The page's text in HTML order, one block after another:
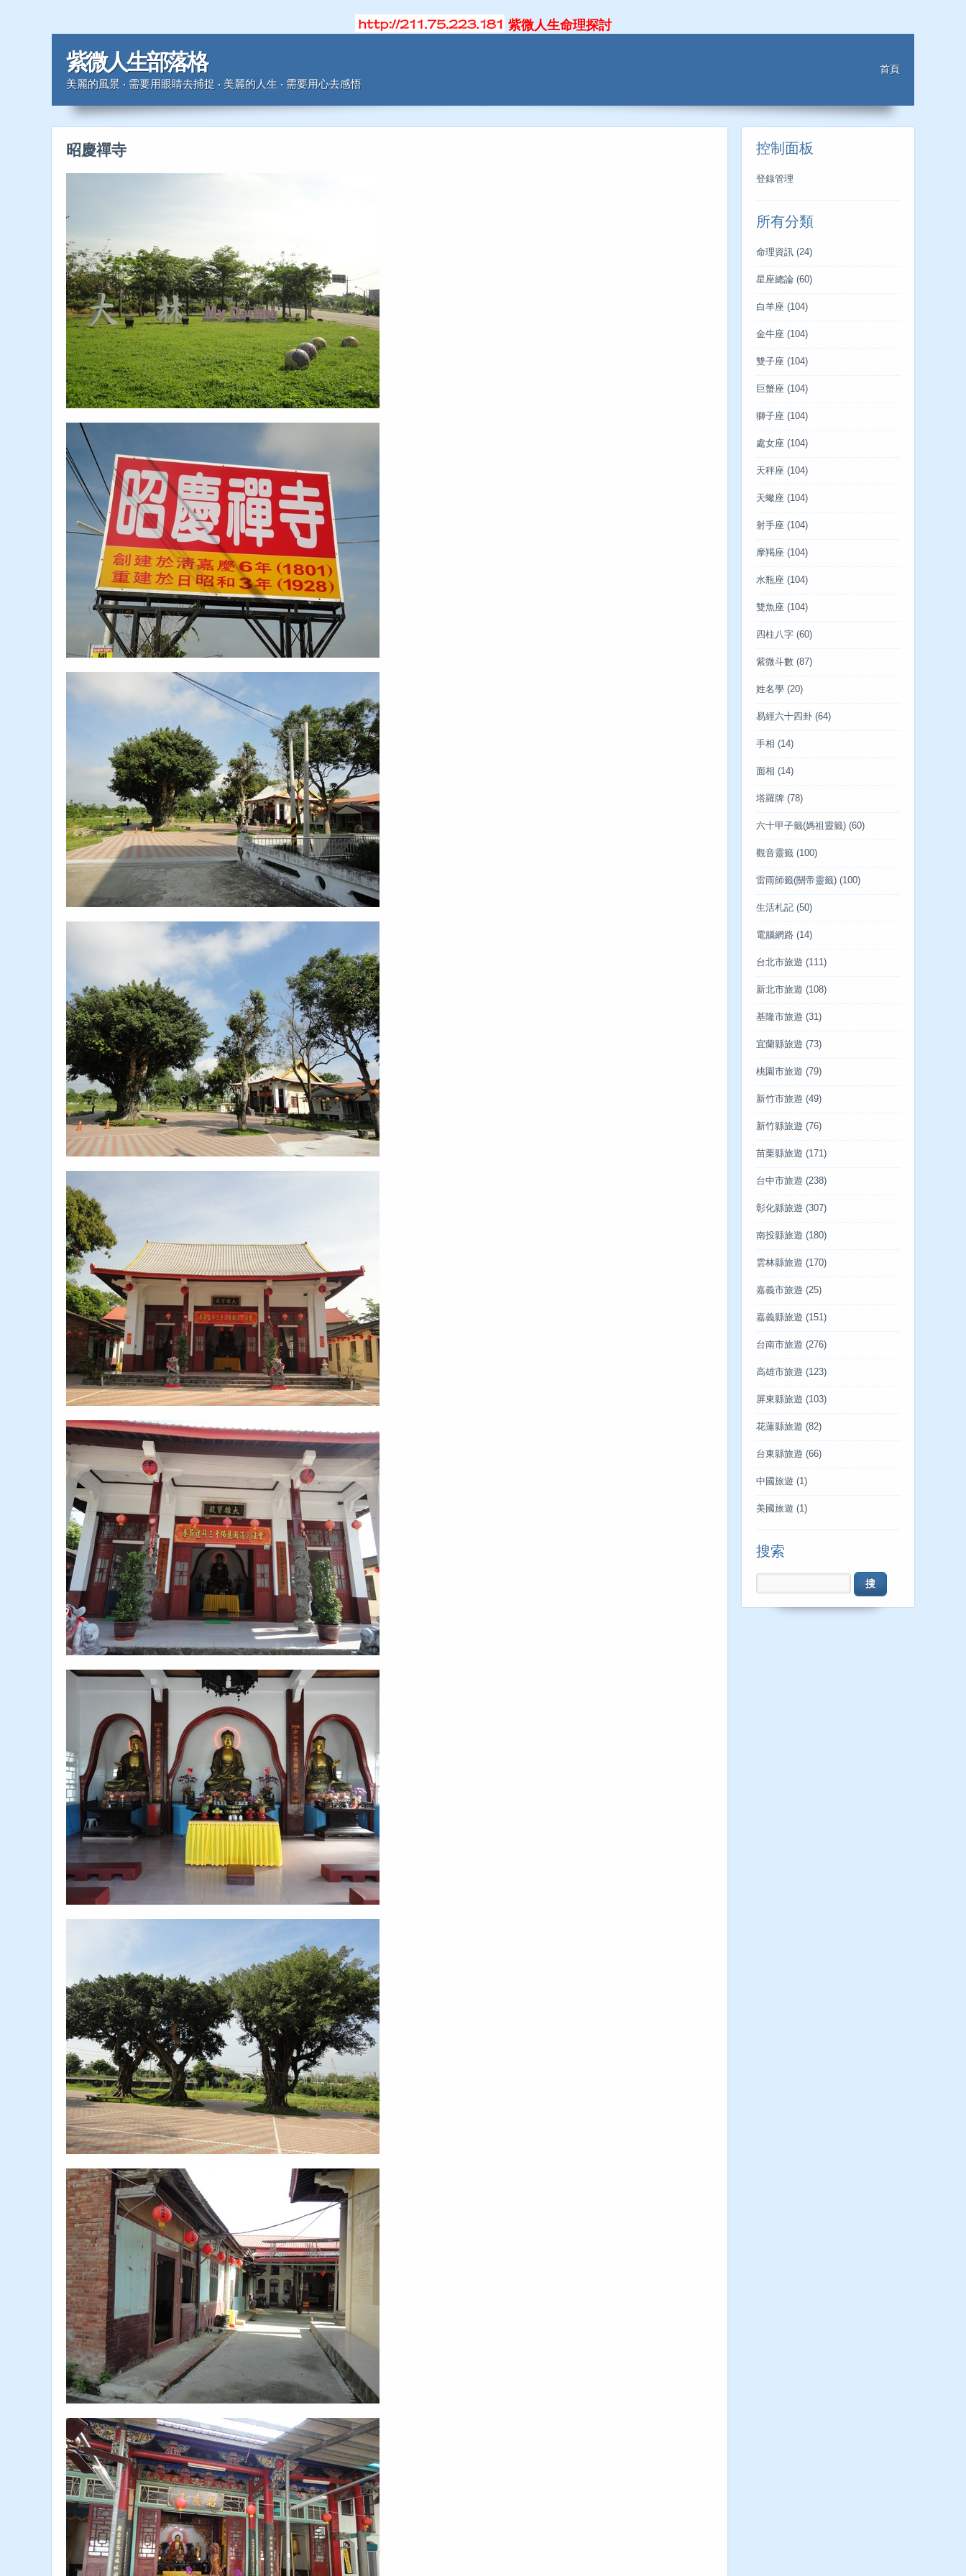
紫微人生命理探討
紫微人生部落格
美麗的風景 ‧ 需要用眼睛去捕捉 ‧ 美麗的人生 ‧ 需要用心去感悟
首頁
昭慶禪寺 控制面板
登錄管理
所有分類
命理資訊 (24)
星座總論 (60)
白羊座 (104)
金牛座 (104)
雙子座 (104)
巨蟹座 (104)
獅子座 (104)
處女座 (104)
天秤座 (104)
天蠍座 (104)
射手座 (104)
摩羯座 (104)
水瓶座 (104)
雙魚座 (104)
四柱八字 (60)
紫微斗數 (87)
姓名學 (20)
易經六十四卦 (64)
手相 (14)
面相 (14)
塔羅牌 (78)
六十甲子籤(媽祖靈籤) (60)
觀音靈籤 (100)
雷雨師籤(關帝靈籤) (100)
生活札記 (50)
電腦網路 (14)
台北市旅遊 (111)
新北市旅遊 (108)
基隆市旅遊 (31)
宜蘭縣旅遊 (73)
桃園市旅遊 (79)
新竹市旅遊 (49)
新竹縣旅遊 (76)
苗栗縣旅遊 (171)
台中市旅遊 (238)
彰化縣旅遊 (307)
南投縣旅遊 (180)
雲林縣旅遊 (170)
嘉義市旅遊 (25)
嘉義縣旅遊 (151)
台南市旅遊 (276)
高雄市旅遊 (123)
屏東縣旅遊 (103)
花蓮縣旅遊 (82)
台東縣旅遊 (66)
中國旅遊 (1)
美國旅遊 (1)
搜索